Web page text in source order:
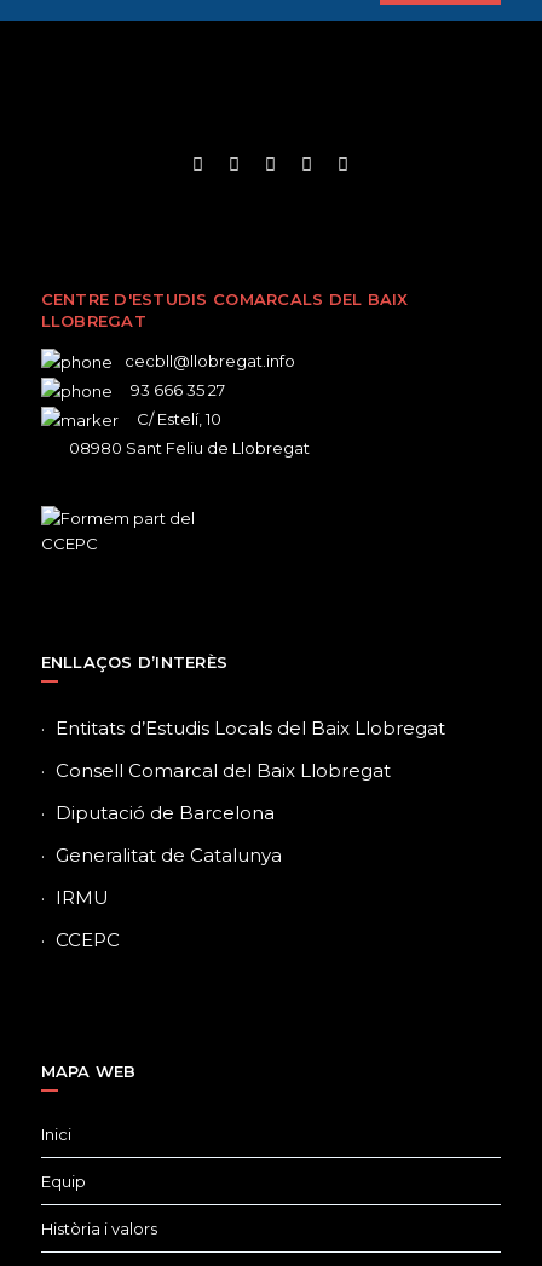
CENTRE D'ESTUDIS COMARCALS DEL BAIX
LLOBREGAT
cecbll@llobregat.info
93 666 35 27
C/ Estelí, 10
08980 Sant Feliu de Llobregat
ENLLAÇOS D’INTERÈS
Entitats d’Estudis Locals del Baix Llobregat
Consell Comarcal del Baix Llobregat
Diputació de Barcelona
Generalitat de Catalunya
IRMU
CCEPC
MAPA WEB
Inici
Equip
Història i valors